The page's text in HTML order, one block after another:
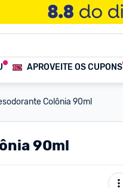
APROVEITE OS CUPONS
Colônia 90ml
90ml